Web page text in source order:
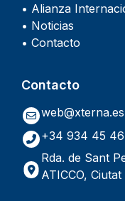
• Alianza
• Noticias
• Contacto
Contacto
web@xterna.es
+34 934 45
Rda. de Sant
ATICCO,